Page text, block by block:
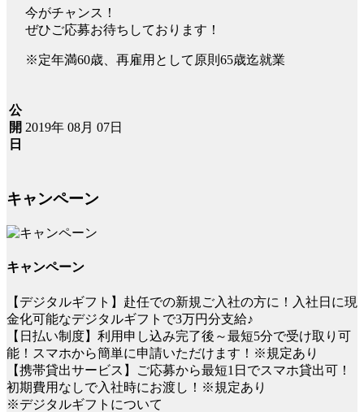
今がチャンス！
ぜひご応募お待ちしております！
※定年満60歳、再雇用として原則65歳迄就業
公
開
日
2019年 08月 07日
キャンペーン
キャンペーン
【デジタルギフト】赴任での新規ご入社の方に！入社日に現
金化可能なデジタルギフトで3万円分支給♪
【日払い制度】利用申し込み完了後～最短5分で受け取り可
能！スマホから簡単に申請いただけます！※規定あり
【携帯貸出サービス】ご応募から最短1日でスマホ貸出可！
初期費用なしで入社時にお渡し！※規定あり
※デジタルギフトについて